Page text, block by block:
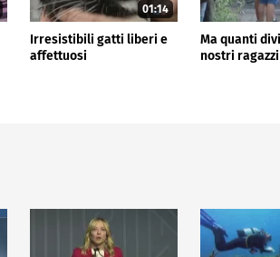
01:14
Irresistibili gatti liberi e
affettuosi
Ma quanti
nostri ragazzi